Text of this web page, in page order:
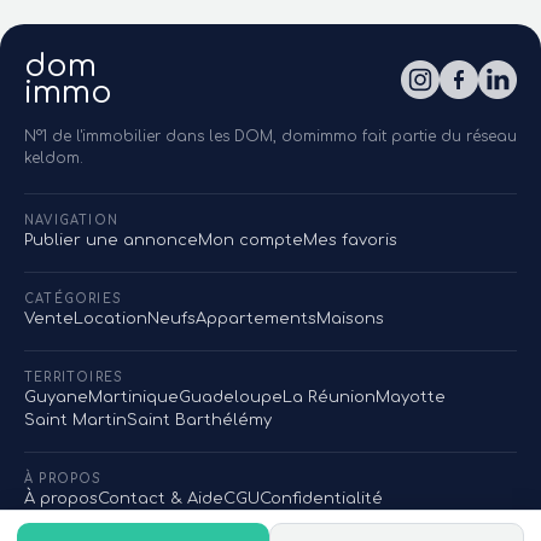
dom
immo
N°1 de l'immobilier dans les DOM, domimmo fait partie du réseau
keldom.
NAVIGATION
Publier une annonceMon compteMes favoris
CATÉGORIES
Vente LocationNeufsAppartementsMaisons
TERRITOIRES
GuyaneMartiniqueGuadeloupe La RéunionMayotte
Saint MartinSaint Barthélémy
À PROPOS
À proposContact & AideCGUConfidentialité